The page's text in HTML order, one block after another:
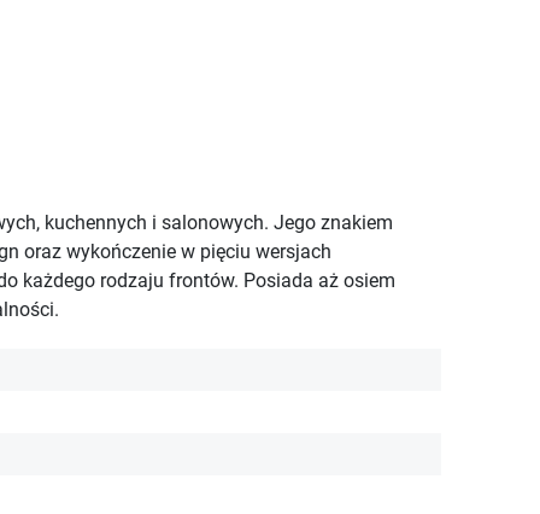
kuchennych i salonowych. Jego znakiem
oraz wykończenie w pięciu wersjach
każdego rodzaju frontów. Posiada aż osiem